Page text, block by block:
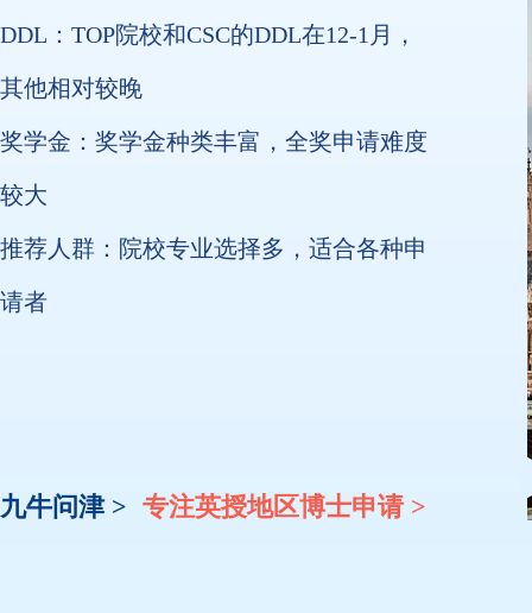
DDL：TOP院校和CSC的DDL在12-1月，
其他相对较晚
奖学金：奖学金种类丰富，全奖申请难度
较大
推荐人群：院校专业选择多，适合各种申
请者
九牛问津 > 专注英授地区博士申请 >